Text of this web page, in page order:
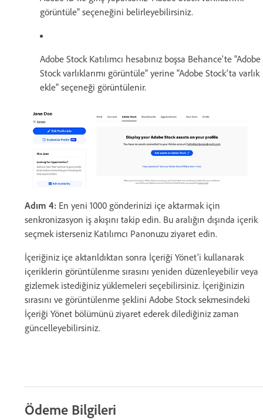
görüntüle" seçeneğini belirleyebilirsiniz.
Adobe Stock Katılımcı hesabınız boşsa Behance'te "Adobe
Stock varlıklarımı görüntüle" yerine "Adobe Stock'ta varlık
ekle" seçeneği görüntülenir.
Adım 4: En yeni 1000 gönderinizi içe aktarmak için
senkronizasyon iş akışını takip edin. Bu aralığın dışında içerik
seçmek isterseniz Katılımcı Panonuzu ziyaret edin.
İçeriğiniz içe aktarıldıktan sonra İçeriği Yönet'i kullanarak
içeriklerin görüntülenme sırasını yeniden düzenleyebilir veya
gizlemek istediğiniz yüklemeleri seçebilirsiniz. İçeriğinizin
sırasını ve görüntülenme şeklini Adobe Stock sekmesindeki
İçeriği Yönet bölümünü ziyaret ederek dilediğiniz zaman
güncelleyebilirsiniz.
Ödeme Bilgileri